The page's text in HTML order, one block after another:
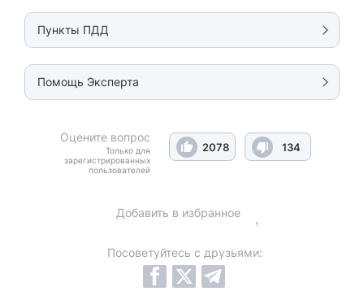
Пункты ПДД
Помощь Эксперта
Оцените вопрос
Только для
зарегистрированных
пользователей
2078 134
Добавить в избранное
Посоветуйтесь с друзьями: